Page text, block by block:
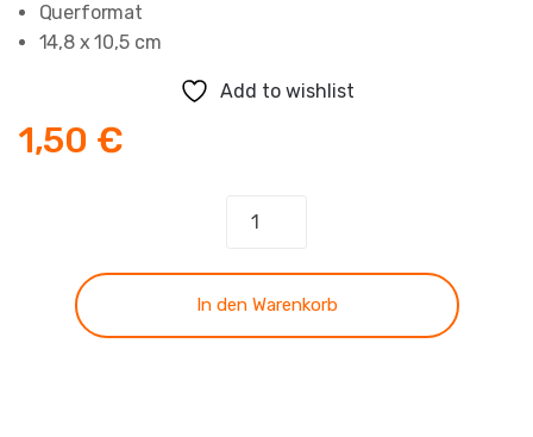
Querformat
14,8 x 10,5 cm
Add to wishlist
1,50 €
Faltkarte
Hochzeit
(NEU)
In den Warenkorb